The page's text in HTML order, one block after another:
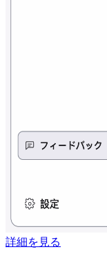
詳細を見る